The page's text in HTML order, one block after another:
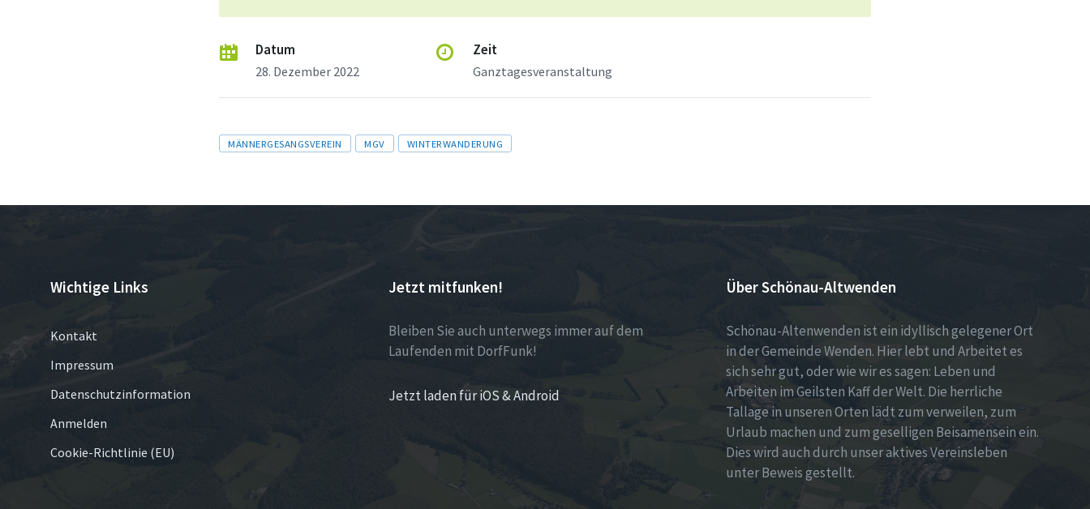
Datum
28. Dezember 2022
Zeit
Ganztagesveranstaltung
Tags
MÄNNERGESANGSVEREIN MGV WINTERWANDERUNG
Wichtige Links
Kontakt
Impressum
Datenschutzinformation
Anmelden
Cookie-Richtlinie (EU)
Jetzt mitfunken!
Bleiben Sie auch unterwegs immer auf dem
Laufenden mit DorfFunk!
Jetzt laden für iOS & Android
Über Schönau-Altwenden
Schönau-Altenwenden ist ein idyllisch gelegener Ort
in der Gemeinde Wenden. Hier lebt und Arbeitet es
sich sehr gut, oder wie wir es sagen: Leben und
Arbeiten im Geilsten Kaff der Welt. Die herrliche
Tallage in unseren Orten lädt zum verweilen, zum
Urlaub machen und zum geselligen Beisamensein ein.
Dies wird auch durch unser aktives Vereinsleben
unter Beweis gestellt.